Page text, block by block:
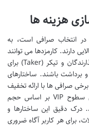
هزینه ها
در انتخاب صرافی است، به
دارند. کارمزدها می توانند
شامل کارمزد میکر (Maker) برای سفارش گذارندگان و تیکر (Taker) برای
و برداشت باشند. ساختارهای
صرافی ها با ارائه تخفیف
در ازای استفاده از توکن بومی خود یا تعیین سطوح VIP بر اساس حجم
درک دقیق این ساختارها و
برای هر کاربر آگاه ضروری